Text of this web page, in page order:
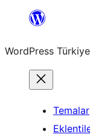
İçeriğe
WordPress Türkiye
Temalar